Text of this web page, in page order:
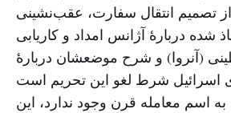
تصمیم انتقال سفارت، عقب‌نشینی
شده دربارهٔ آژانس امداد و کاریابی
(آنروا) و شرح موضعشان دربارهٔ
اسم معامله قرن وجود ندارد، این